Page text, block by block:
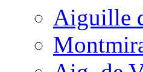
Aiguille